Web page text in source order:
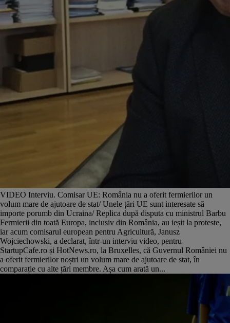
VIDEO Interviu. Comisar UE: România nu a oferit fermierilor un
volum mare de ajutoare de stat/ Unele țări UE sunt interesate să
importe porumb din Ucraina/ Replica după disputa cu ministrul Barbu
Fermierii din toată Europa, inclusiv din România, au ieșit la proteste,
iar acum comisarul european pentru Agricultură, Janusz
Wojciechowski, a declarat, într-un interviu video, pentru
StartupCafe.ro și HotNews.ro, la Bruxelles, că Guvernul României nu
a oferit fermierilor noștri un volum mare de ajutoare de stat, în
comparație cu alte țări membre. Așa cum arată un...